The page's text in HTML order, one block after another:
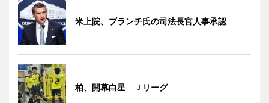
米上院、ブランチ氏の司法長官人事承認
柏、開幕白星 Ｊリーグ